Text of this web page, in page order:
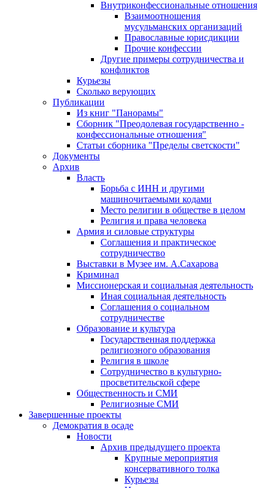
Внутриконфессиональные отношения
Взаимоотношения
мусульманских организаций
Православные юрисдикции
Прочие конфессии
Другие примеры сотрудничества и
конфликтов
Курьезы
Сколько верующих
Публикации
Из книг "Панорамы"
Сборник "Преодолевая государственно -
конфессиональные отношения"
Статьи сборника "Пределы светскости"
Документы
Архив
Власть
Борьба с ИНН и другими
машиночитаемыми кодами
Место религии в обществе в целом
Религия и права человека
Армия и силовые структуры
Соглашения и практическое
сотрудничество
Выставки в Музее им. А.Сахарова
Криминал
Миссионерская и социальная деятельность
Иная социальная деятельность
Соглашения о социальном
сотрудничестве
Образование и культура
Государственная поддержка
религиозного образования
Религия в школе
Сотрудничество в культурно-
просветительской сфере
Общественность и СМИ
Религиозные СМИ
Завершенные проекты
Демократия в осаде
Новости
Архив предыдущего проекта
Крупные мероприятия
консервативного толка
Курьезы